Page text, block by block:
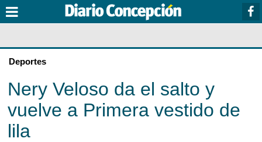
Deportes
Nery Veloso da el salto y
vuelve a Primera vestido de
lila